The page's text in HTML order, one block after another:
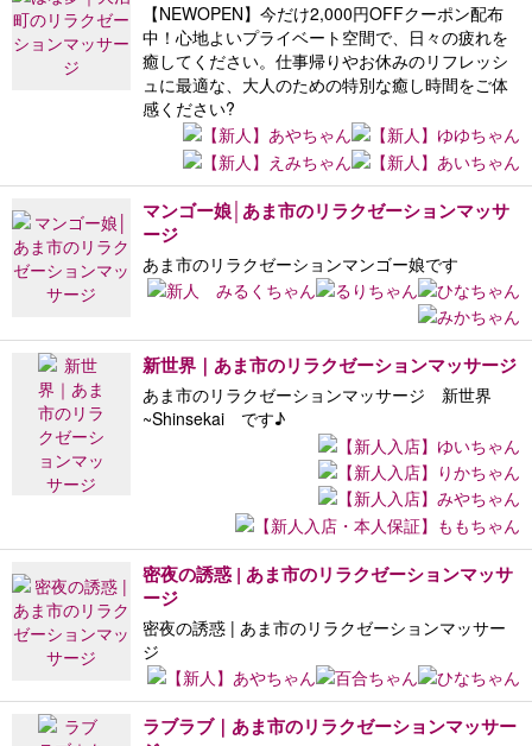
【NEWOPEN】今だけ2,000円OFFクーポン配布
中！心地よいプライベート空間で、日々の疲れを
癒してください。仕事帰りやお休みのリフレッシ
ュに最適な、大人のための特別な癒し時間をご体
感ください?
マンゴー娘│あま市のリラクゼーションマッサ
ージ
あま市のリラクゼーションマンゴー娘です
新世界｜あま市のリラクゼーションマッサージ
あま市のリラクゼーションマッサージ 新世界
~Shinsekai です♪
密夜の誘惑 | あま市のリラクゼーションマッサ
ージ
密夜の誘惑 | あま市のリラクゼーションマッサー
ジ
ラブラブ｜あま市のリラクゼーションマッサー